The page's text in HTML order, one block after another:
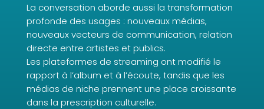
La conversation aborde aussi la transformation
profonde des usages : nouveaux médias,
nouveaux vecteurs de communication, relation
directe entre artistes et publics.
Les plateformes de streaming ont modifié le
rapport à l’album et à l’écoute, tandis que les
médias de niche prennent une place croissante
dans la prescription culturelle.